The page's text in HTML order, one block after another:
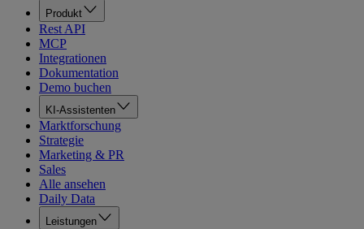
Produkt
Rest API
MCP
Integrationen
Dokumentation
Demo buchen
KI-Assistenten
Marktforschung
Strategie
Marketing & PR
Sales
Alle ansehen
Daily Data
Leistungen